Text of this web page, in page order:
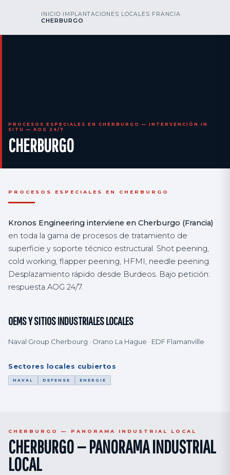
nos
engineering
LLÁMENOS AOG 24/7
PROCESOS ESPECIALES EN CHERBURGO — INTERVENCIÓN IN
SITU — AOG 24/7
CHERBURGO
INICIO IMPLANTACIONES LOCALES FRANCIA
CHERBURGO
PROCESOS ESPECIALES EN CHERBURGO
Kronos Engineering interviene en Cherburgo (Francia)
en toda la gama de procesos de tratamiento de
superficie y soporte técnico estructural. Shot peening,
cold working, flapper peening, HFMI, needle peening.
Desplazamiento rápido desde Burdeos. Bajo petición:
respuesta AOG 24/7.
OEMS Y SITIOS INDUSTRIALES LOCALES
Naval Group Cherbourg · Orano La Hague · EDF Flamanville
Sectores locales cubiertos
NAVAL DEFENSE ENERGIE
CHERBURGO — PANORAMA INDUSTRIAL LOCAL
CHERBURGO — PANORAMA INDUSTRIAL
LOCAL